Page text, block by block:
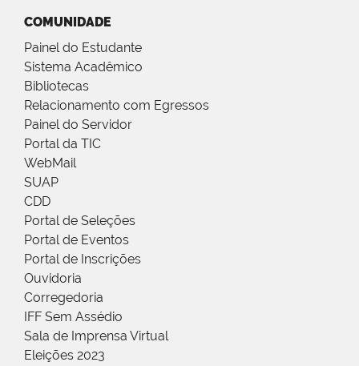
COMUNIDADE
Painel do Estudante
Sistema Acadêmico
Bibliotecas
Relacionamento com Egressos
Painel do Servidor
Portal da TIC
WebMail
SUAP
CDD
Portal de Seleções
Portal de Eventos
Portal de Inscrições
Ouvidoria
Corregedoria
IFF Sem Assédio
Sala de Imprensa Virtual
Eleições 2023